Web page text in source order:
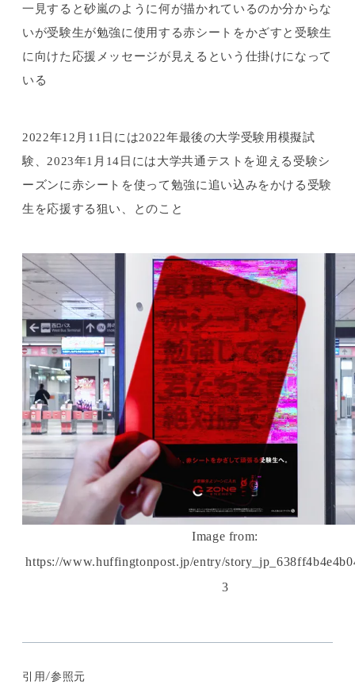
一見すると砂嵐のように何が描かれているのか分からな
いが受験生が勉強に使用する赤シートをかざすと受験生
に向けた応援メッセージが見えるという仕掛けになって
いる
2022年12月11日には2022年最後の大学受験用模擬試
験、2023年1月14日には大学共通テストを迎える受験シ
ーズンに赤シートを使って勉強に追い込みをかける受験
生を応援する狙い、とのこと
Image from:
https://www.huffingtonpost.jp/entry/
3
引用/参照元